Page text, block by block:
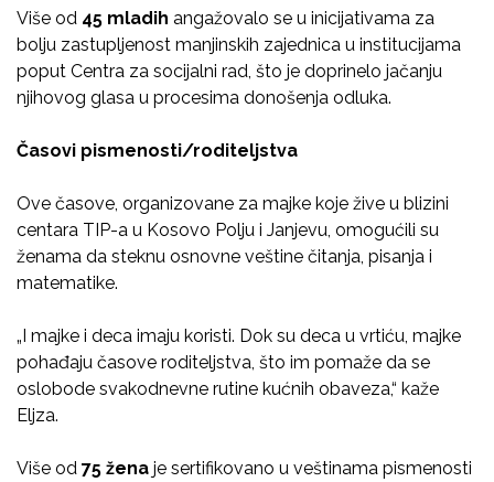
Više od 45 mladih angažovalo se u inicijativama za
bolju zastupljenost manjinskih zajednica u institucijama
poput Centra za socijalni rad, što je doprinelo jačanju
njihovog glasa u procesima donošenja odluka.
Časovi pismenosti/roditeljstva
Ove časove, organizovane za majke koje žive u blizini
centara TIP-a u Kosovo Polju i Janjevu, omogućili su
ženama da steknu osnovne veštine čitanja, pisanja i
matematike.
„I majke i deca imaju koristi. Dok su deca u vrtiću, majke
pohađaju časove roditeljstva, što im pomaže da se
oslobode svakodnevne rutine kućnih obaveza,“ kaže
Eljza.
Više od 75 žena je sertifikovano u veštinama pismenosti